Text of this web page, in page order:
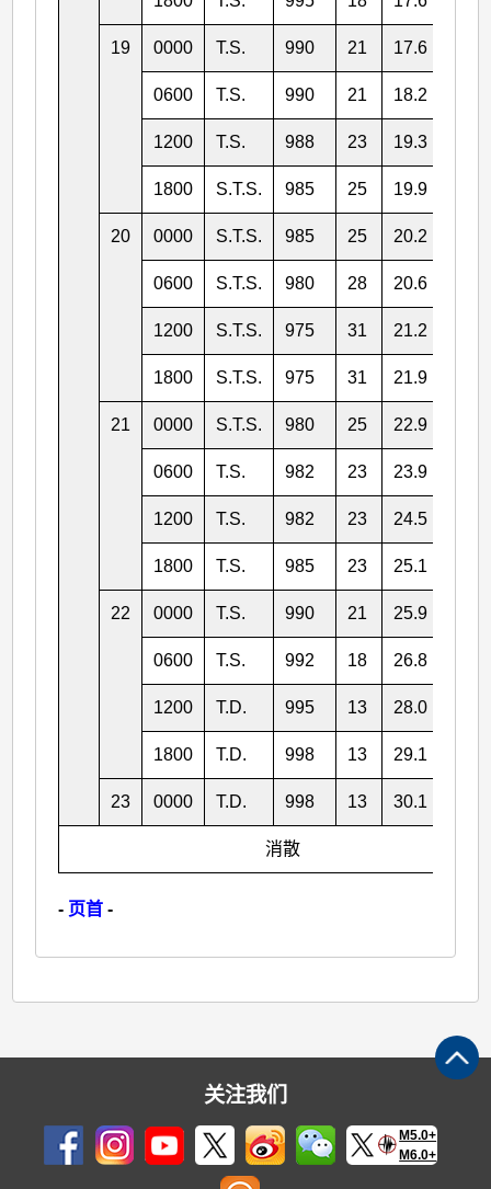
19 0000 T.S. 990 21 17.6
0600 T.S. 990 21 18.2
1200 T.S. 988 23 19.3
1800 S.T.S. 985 25 19.9
20 0000 S.T.S. 985 25 20.2
0600 S.T.S. 980 28 20.6
1200 S.T.S. 975 31 21.2
1800 S.T.S. 975 31 21.9
21 0000 S.T.S. 980 25 22.9
0600 T.S. 982 23 23.9
1200 T.S. 982 23 24.5
1800 T.S. 985 23 25.1
22 0000 T.S. 990 21 25.9
0600 T.S. 992 18 26.8
1200 T.D. 995 13 28.0
1800 T.D. 998 13 29.1
23 0000 T.D. 998 13 30.1
消散
- 页首 -
关注我们
M5.0+
M6.0+